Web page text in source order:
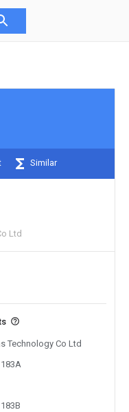
Similar
Ltd
Technology Co Ltd